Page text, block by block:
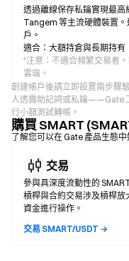
透過離線保存私鑰實現最
Tangem 等主流硬體裝置
戶。
適合：大額持倉與長期持有
*注意：不適合頻繁交易者
雲端。
創建帳戶後請立即設置兩步驟
人透露助記詞或私鑰——Gate
行小額測試轉帳。
購買 SMART
了解您可以在 Gate 產品生態中
交易
參與具深度流動性的
槓桿與合約交易涉及槓桿
資金進行操作。
交易 SMART/USDT →